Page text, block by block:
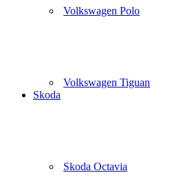
Volkswagen Polo
Volkswagen Tiguan
Skoda
Skoda Octavia